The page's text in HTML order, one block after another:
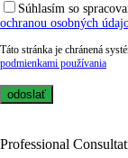
Súhlasím so
ochranou osobných
Táto stránka je chránená
podmienkami používania
Professional